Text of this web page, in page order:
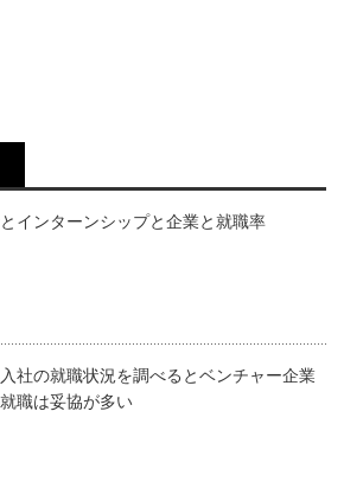
インターンシップと企業と就職率
社の就職状況を調べるとベンチャー企業
職は妥協が多い